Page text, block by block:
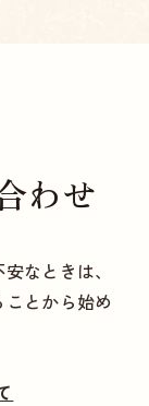
わせ
なときは、
とから始め